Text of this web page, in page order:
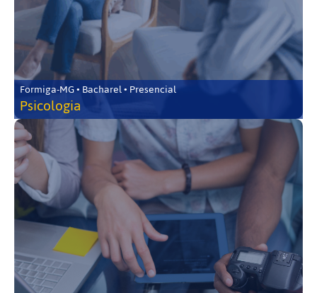
Formiga-MG • Bacharel • Presencial
Psicologia